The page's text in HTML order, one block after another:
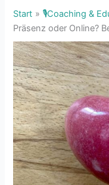
Start
🎙Coaching &
Präsenz oder Online?